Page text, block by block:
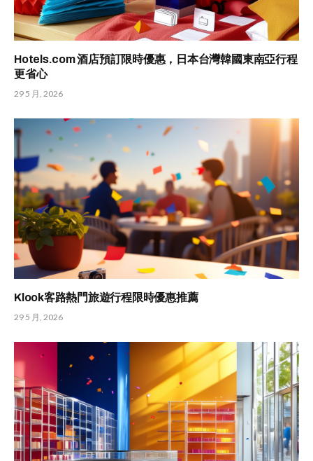
Hotels.com 酒店預訂限時優惠，日本台灣韓國東南亞行程
更省心
29 5 月, 2026
Klook客路熱門旅遊行程限時優惠推薦
29 5 月, 2026